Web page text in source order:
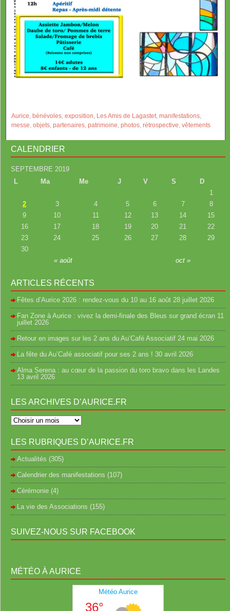
Aurice, bénévoles, exposition, Les Amis de Lagastet, manifestations,
messe, objets, partenaires, patrimoine, photos, rétrospective, vêtements
CALENDRIER
SEPTEMBRE 2019
L
Ma Me J V S D
« août oct »
1
2
3 4 5 6 7
8
9
10 11 12 13 14
15
16
17 18 19 20 21
22
23
24 25 26 27 28
29
30
ARTICLES RÉCENTS
Fêtes d’Aurice 2026 : rendez-vous du 10 au 16 août 28 juillet 2026
Fan Zone à Aurice : vivez la demi-finale des Bleus sur grand écran 11
juillet 2026
Retour en images sur les 2 ans du Au’Café Associatif 24 mai 2026
La fête du Au’Café associatif pour ses 2 ans ! 30 avril 2026
Alma Serena : au cœur de la passion du toro bravo dans les Landes
13 avril 2026
LES ARCHIVES D’AURICE.FR
LES RUBRIQUES D’AURICE.FR
Actualités (305)
Calendrier des manifestations (107)
Cérémonie (4)
La vie des Associations (155)
SUIVEZ-NOUS SUR FACEBOOK
MÉTÉO À AURICE